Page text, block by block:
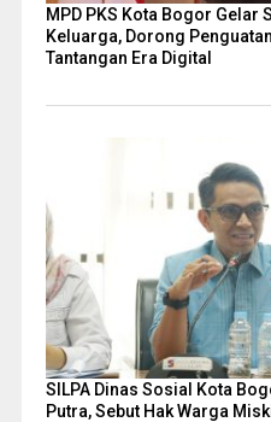
MPD PKS Kota Bogor Gelar
Keluarga, Dorong
Tantangan Era Digital
SILPA Dinas Sosial Kota
Putra, Sebut Hak Warga